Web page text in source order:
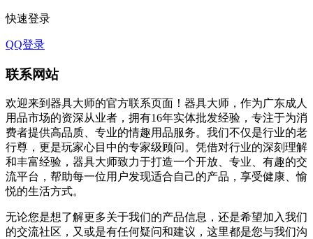
快速登录
QQ登录
联系网站
欢迎来到器具大师的官方联系页面！器具大师，作为广东成人
用品市场的资深从业者，拥有16年实体批发经验，专注于为消
费者提供高品质、专业的情趣用品服务。我们不仅是行业的老
行尊，更是玩家心目中的专家级顾问。凭借对行业的深刻理解
和丰富经验，器具大师致力于打造一个开放、专业、有趣的交
流平台，帮助每一位用户发现适合自己的产品，享受健康、愉
悦的生活方式。
无论您是想了解更多关于我们的产品信息，还是希望加入我们
的交流社区，又或是有任何疑问和建议，这里都是您与我们沟